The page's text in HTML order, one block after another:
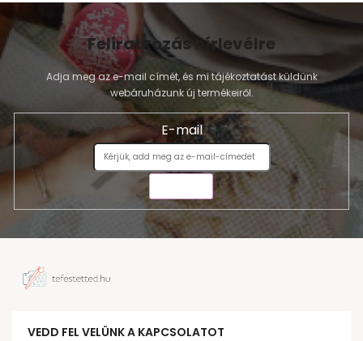
Feliratkozás hírlevélre
Adja meg az e-mail címét, és mi tájékoztatást küldünk
webáruházunk új termékeiről.
E-mail
VEDD FEL VELÜNK A KAPCSOLATOT